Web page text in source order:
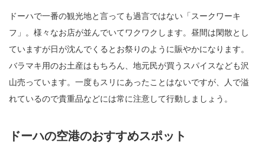
ドーハで一番の観光地と言っても過言ではない「スークワーキ
フ」。様々なお店が並んでいてワクワクします。昼間は閑散とし
ていますが日が沈んでくるとお祭りのように賑やかになります。
バラマキ用のお土産はもちろん、地元民が買うスパイスなども沢
山売っています。一度もスリにあったことはないですが、人で溢
れているので貴重品などには常に注意して行動しましょう。
ドーハの空港のおすすめスポット